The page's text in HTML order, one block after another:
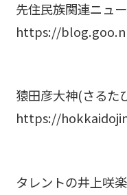
先住民族関連ニュ
https://
猿田彦大神(さるた
https://
タレントの井上咲